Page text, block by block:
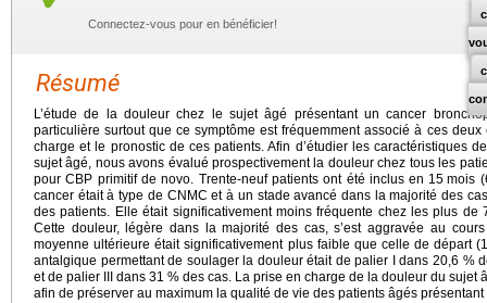
Connectez-vous pour en bénéficier!
Résumé
L’étude de la douleur chez le sujet âgé présentant un cancer
particulière surtout que ce symptôme est fréquemment associé à ces
charge et le pronostic de ces patients. Afin d’étudier les caractéristiques
sujet âgé, nous avons évalué prospectivement la douleur chez tous les
pour CBP primitif de novo. Trente-neuf patients ont été inclus en 15 mois
cancer était à type de CNMC et à un stade avancé dans la majorité des
des patients. Elle était significativement moins fréquente chez les plus de
Cette douleur, légère dans la majorité des cas, s’est aggravée au
moyenne ultérieure était significativement plus faible que celle de départ
antalgique permettant de soulager la douleur était de palier I dans 20,6 %
et de palier III dans 31 % des cas. La prise en charge de la douleur du sujet
afin de préserver au maximum la qualité de vie des patients âgés présentant